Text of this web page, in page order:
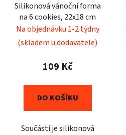
Silikonová vánoční forma
na 6 cookies, 22x18 cm
Na objednávku 1-2 týdny
(skladem u dodavatele)
109 Kč
DO KOŠÍKU
Součástí je silikonová